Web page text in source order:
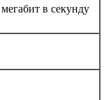
в секунду